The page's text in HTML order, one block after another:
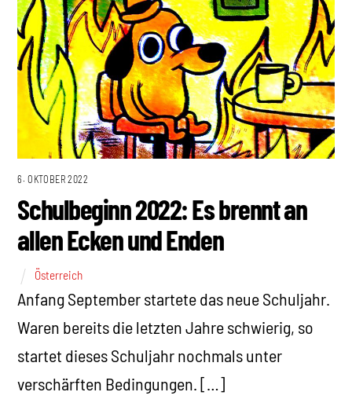
6. OKTOBER 2022
Schulbeginn 2022: Es brennt an
allen Ecken und Enden
Österreich
Anfang September startete das neue Schuljahr.
Waren bereits die letzten Jahre schwierig, so
startet dieses Schuljahr nochmals unter
verschärften Bedingungen. […]